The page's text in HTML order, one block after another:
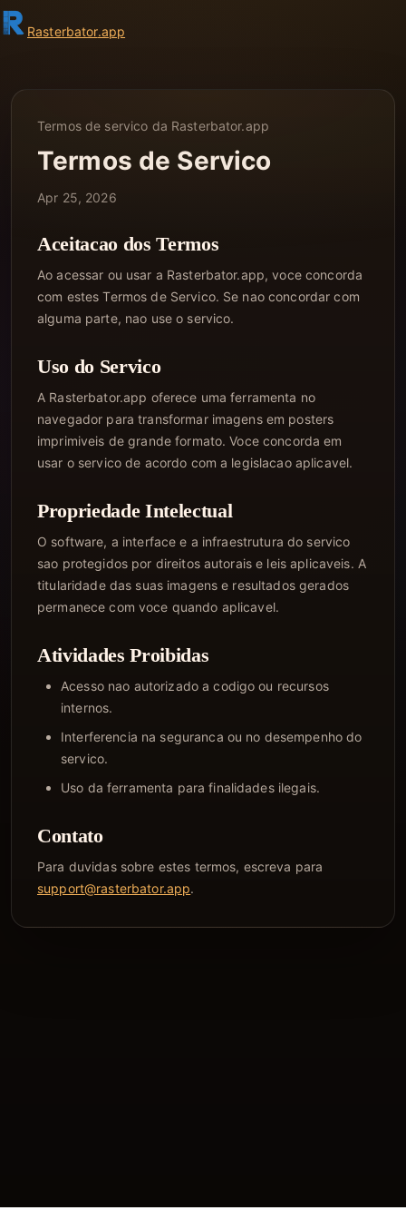
Rasterbator.app
Termos de servico da Rasterbator.app
Termos de Servico
Apr 25, 2026
Aceitacao dos Termos
Ao acessar ou usar a Rasterbator.app, voce concorda
com estes Termos de Servico. Se nao concordar com
alguma parte, nao use o servico.
Uso do Servico
A Rasterbator.app oferece uma ferramenta no
navegador para transformar imagens em posters
imprimiveis de grande formato. Voce concorda em
usar o servico de acordo com a legislacao aplicavel.
Propriedade Intelectual
O software, a interface e a infraestrutura do servico
sao protegidos por direitos autorais e leis aplicaveis. A
titularidade das suas imagens e resultados gerados
permanece com voce quando aplicavel.
Atividades Proibidas
Acesso nao autorizado a codigo ou recursos
internos.
Interferencia na seguranca ou no desempenho do
servico.
Uso da ferramenta para finalidades ilegais.
Contato
Para duvidas sobre estes termos, escreva para
support@rasterbator.app.